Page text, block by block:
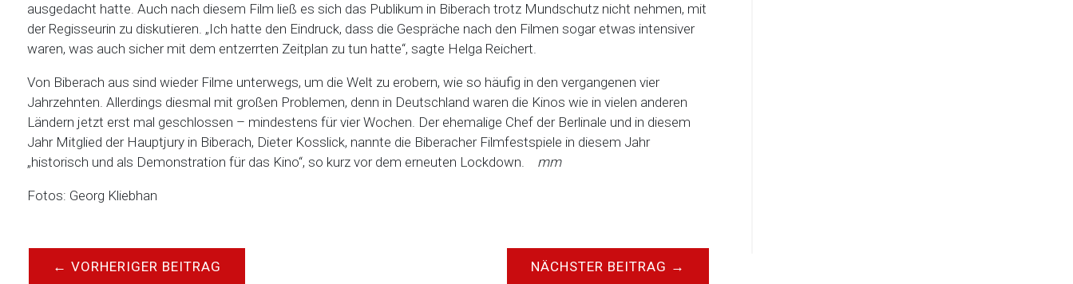
ausgedacht hatte. Auch nach diesem Film ließ es sich das Publikum in Biberach trotz Mundschutz nicht nehmen, mit
der Regisseurin zu diskutieren. „Ich hatte den Eindruck, dass die Gespräche nach den Filmen sogar etwas intensiver
waren, was auch sicher mit dem entzerrten Zeitplan zu tun hatte“, sagte Helga Reichert.
Von Biberach aus sind wieder Filme unterwegs, um die Welt zu erobern, wie so häufig in den vergangenen vier
Jahrzehnten. Allerdings diesmal mit großen Problemen, denn in Deutschland waren die Kinos wie in vielen anderen
Ländern jetzt erst mal geschlossen – mindestens für vier Wochen. Der ehemalige Chef der Berlinale und in diesem
Jahr Mitglied der Hauptjury in Biberach, Dieter Kosslick, nannte die Biberacher Filmfestspiele in diesem Jahr
„historisch und als Demonstration für das Kino“, so kurz vor dem erneuten Lockdown.
mm
Fotos: Georg Kliebhan
← VORHERIGER BEITRAG NÄCHSTER BEITRAG →